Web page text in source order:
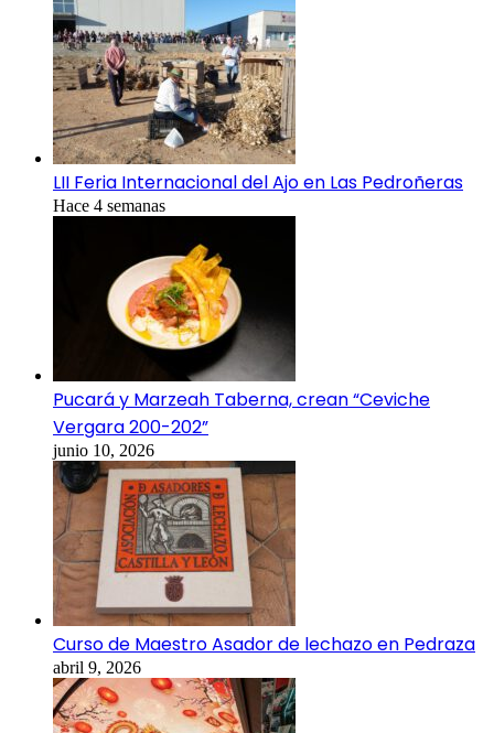
LII Feria Internacional del Ajo en Las Pedroñeras
Hace 4 semanas
Pucará y Marzeah Taberna, crean “Ceviche
Vergara 200-202”
junio 10, 2026
Curso de Maestro Asador de lechazo en Pedraza
abril 9, 2026